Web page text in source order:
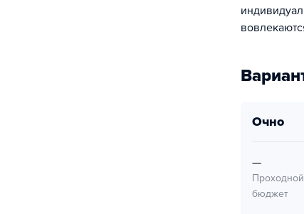
очно
—
бюджет